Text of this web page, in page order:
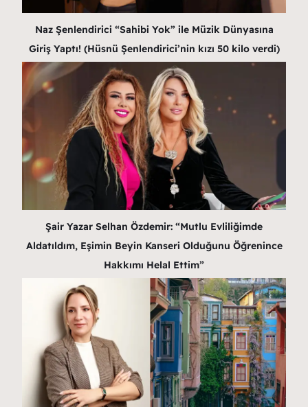
Naz Şenlendirici “Sahibi Yok” ile Müzik Dünyasına
Giriş Yaptı! (Hüsnü Şenlendirici’nin kızı 50 kilo verdi)
Şair Yazar Selhan Özdemir: “Mutlu Evliliğimde
Aldatıldım, Eşimin Beyin Kanseri Olduğunu Öğrenince
Hakkımı Helal Ettim”